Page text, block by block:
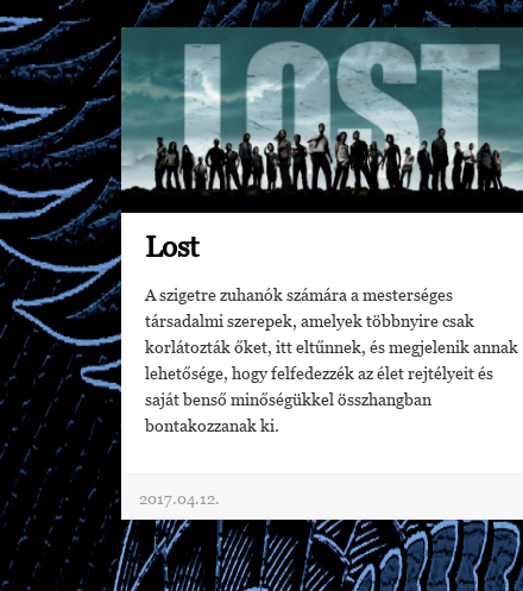
Lost
A szigetre zuhanók számára a mesterséges
társadalmi szerepek, amelyek többnyire csak
korlátozták őket, itt eltűnnek, és megjelenik annak
lehetősége, hogy felfedezzék az élet rejtélyeit és
saját benső minőségükkel összhangban
bontakozzanak ki.
2017.04.12.